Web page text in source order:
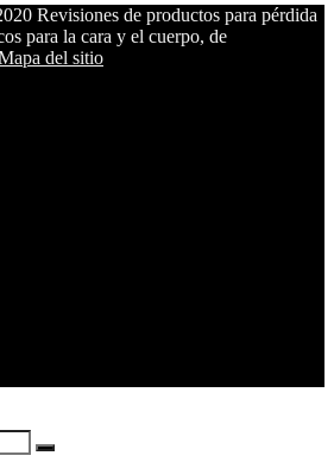
Revisiones de productos para pérdida
para la cara y el cuerpo, de
del sitio